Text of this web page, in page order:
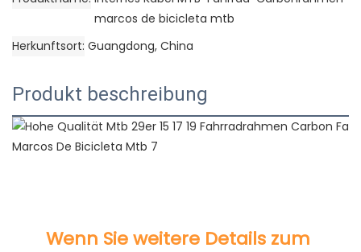
marcos de bicicleta mtb
Herkunftsort Guangdong, China
Produkt beschreibung
Wenn Sie weitere Details zum